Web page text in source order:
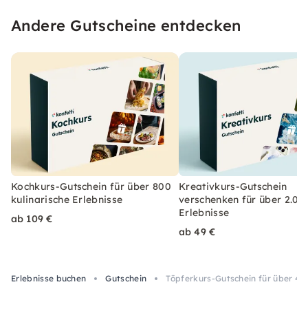
Andere Gutscheine entdecken
Kochkurs-Gutschein für über 800
kulinarische Erlebnisse
ab 109 €
Kreativkurs-Gutschein
verschenken für über
Erlebnisse
ab 49 €
Erlebnisse buchen Gutschein Töpferkurs-Gutschein für über